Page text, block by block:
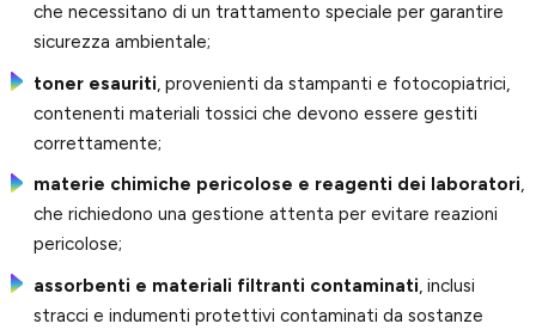
che necessitano di un trattamento speciale per garantire
sicurezza ambientale;
toner esauriti , provenienti da stampanti e fotocopiatrici,
contenenti materiali tossici che devono essere gestiti
correttamente;
materie chimiche pericolose e reagenti dei laboratori,
che richiedono una gestione attenta per evitare reazioni
pericolose;
assorbenti e materiali filtranti contaminati , inclusi
stracci e indumenti protettivi contaminati da sostanze